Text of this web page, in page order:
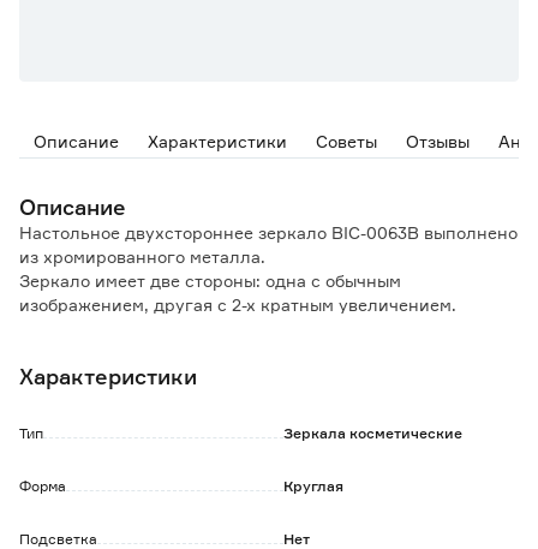
Описание Характеристики Советы Отзывы
Описание
Настольное двухстороннее зеркало BIC-0063B выполнено
из хромированного металла.
Зеркало имеет две стороны: одна с обычным
изображением, другая с 2-х кратным увеличением.
Диаметр зеркала: 15 см.
Характеристики
Тип Зеркала косметические
Форма Круглая
Подсветка Нет